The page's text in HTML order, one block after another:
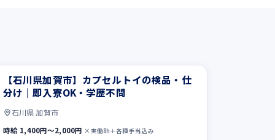
【石川県加賀市】カプセルトイの検品・仕
分け｜即入寮OK・学歴不問
石川県 加賀市
時給 1,400円〜2,000円 ×実働8h＋各種手当込み